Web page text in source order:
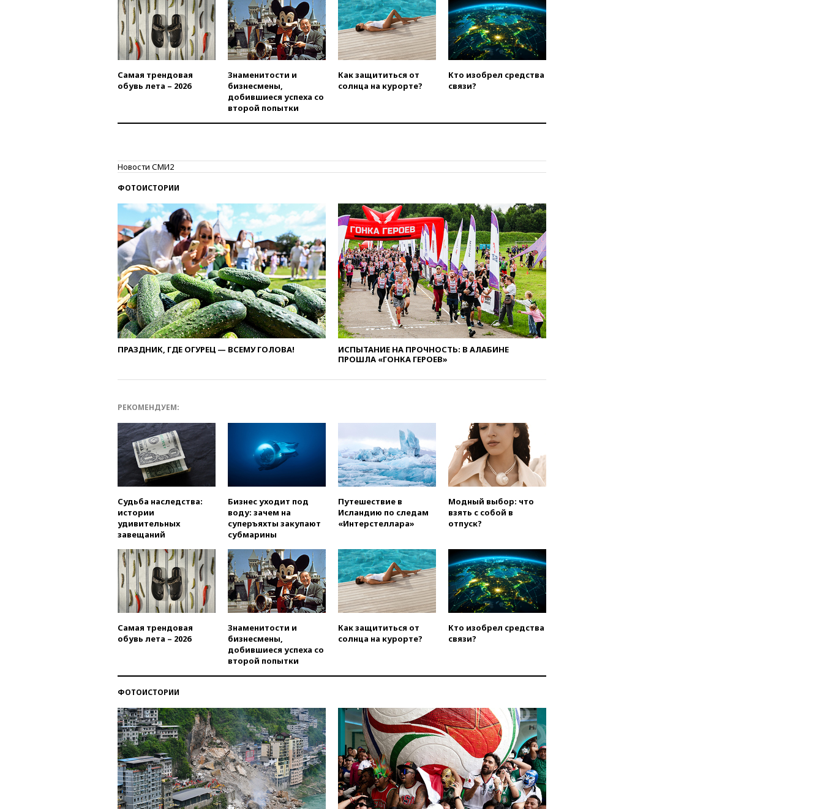
вчера, 21:56The Atlantic: Маск
отказал Украине в
использовании Starlink для
атак вглубь РФ
вчера, 21:35После пожара на
складе в Брянске возбудили
уголовное дело
официальный отказ в визах от
Украины с Польшей скопилось
свыше 6,5 тысячи грузовиков
вчера, 20:53Швыдкой:
«Интервидение» точно
пройдет в 2026 году
вчера, 20:45ПВО за день
сбила еще 75 украинских
беспилотников над Россией
вчера, 20:35Велосипедист
погиб при атаке FPV-дрона в
Белгородской области
вчера, 20:30
финансировании
постановил остановить
строительство бального зала в
Белом доме
вчера, 20:15Сенат США
одобрил ужесточение
санкций против России и
вчера, 20:00 СК возбудил дело
против журналистки Катерины
России
вчера, 19:45ISU предоставил
нейтральный статус
фигуристкам Валиевой и
Трусовой
впервые совершил
официальный визит в Сербию
погибла во Французских
горение на складе в Брянске
ликвидировано
вчера, 18:55Минобороны
отчиталось об ударах по двум
украинским сухогрузам в
Черном море
вчера, 18:47 Школьники из РФ
Самая трендовая
обувь лета – 2026
Знаменитости и
бизнесмены,
добившиеся успеха со
второй попытки
Как защититься от
солнца на курорте?
Кто изобрел средства
связи?
Новости СМИ2
ФОТОИСТОРИИ
ПРАЗДНИК, ГДЕ ОГУРЕЦ — ВСЕМУ ГОЛОВА!
ИСПЫТАНИЕ НА ПРОЧНОСТЬ: В АЛАБИНЕ
ПРОШЛА «ГОНКА ГЕРОЕВ»
РЕКОМЕНДУЕМ:
Судьба наследства:
истории
удивительных
завещаний
Бизнес уходит под
воду: зачем на
суперъяхты закупают
субмарины
Путешествие в
Исландию по следам
«Интерстеллара»
Модный выбор: что
взять с собой в
отпуск?
Самая трендовая
обувь лета – 2026
Знаменитости и
бизнесмены,
добившиеся успеха со
второй попытки
Как защититься от
солнца на курорте?
Кто изобрел средства
связи?
ФОТОИСТОРИИ